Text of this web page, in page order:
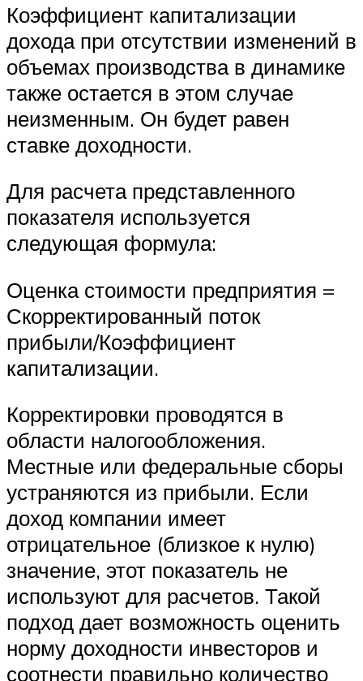
Коэффициент капитализации
дохода при отсутствии изменений в
объемах производства в динамике
также остается в этом случае
неизменным. Он будет равен
ставке доходности.
Для расчета представленного
показателя используется
следующая формула:
Оценка стоимости предприятия =
Скорректированный поток
прибыли/Коэффициент
капитализации.
Корректировки проводятся в
области налогообложения.
Местные или федеральные сборы
устраняются из прибыли. Если
доход компании имеет
отрицательное (близкое к нулю)
значение, этот показатель не
используют для расчетов. Такой
подход дает возможность оценить
норму доходности инвесторов и
соотнести правильно количество